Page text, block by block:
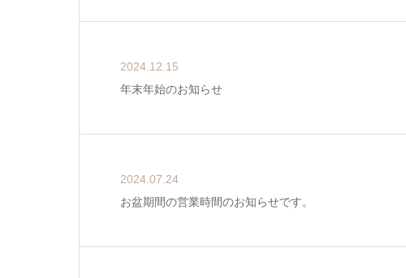
2024.12.15
年末年始のお知らせ
2024.07.24
お盆期間の営業時間のお知らせです。